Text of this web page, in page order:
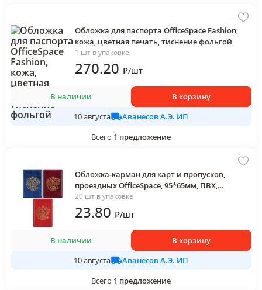
Обложка для паспорта OfficeSpace Fashion,
кожа, цветная печать, тиснение фольгой
1 шт в упаковке
270.20 ₽/шт
В наличии
В корзину
10 августа
Аванесов А.Э. ИП
Всего 1 предложение
Обложка-карман для карт и пропусков,
проездных OfficeSpace, 95*65мм, ПВХ,
тиснение золотом, ассорти
20 шт в упаковке
23.80 ₽/шт
В наличии
В корзину
10 августа
Аванесов А.Э. ИП
Всего 1 предложение